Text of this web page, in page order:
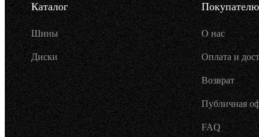
Каталог
Шины
Диски
Покупателю
О нас
Оплата и
Возврат
Публичная
FAQ